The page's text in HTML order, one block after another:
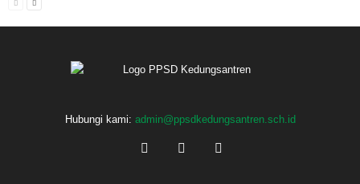
Hubungi kami: admin@ppsdkedungsantren.sch.id